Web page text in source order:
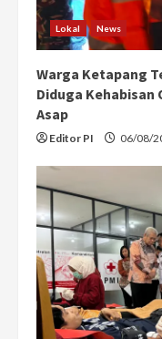
i
n
g
Lokal News
Warga Ketapang
Diduga Kehabisan
Asap
Editor PI 06/08/